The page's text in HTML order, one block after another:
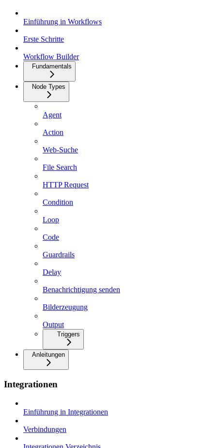
Einführung in Workflows
Erste Schritte
Workflow Builder
Fundamentals
Node Types
Agent
Action
Web-Suche
File Search
HTTP Request
Condition
Loop
Code
Guardrails
Delay
Benachrichtigung senden
Bilderzeugung
Output
Triggers
Anleitungen
Integrationen
Einführung in Integrationen
Verbindungen